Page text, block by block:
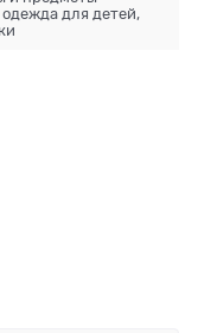
одежда для детей,